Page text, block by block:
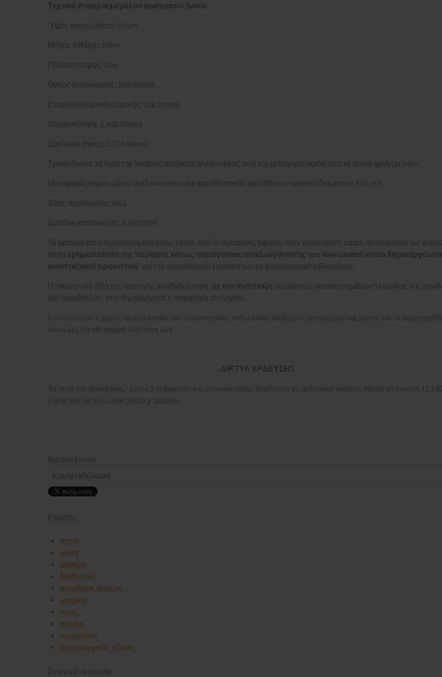
Τεχνικά στοιχεία μεγάλου φράγματος Ινίου:
Ύψος αναχώματος: 30,5m
Μήκος στέψης: 300m
Πλάτος στέψης: 10m
Όγκος αναχώματος: 500.000m3
Επιφάνεια λιμνοδεξαμενής: 226.000m2
Χωρητικότητα: 2.400.000m3
Ωφέλιμος όγκος: 1.750.000m3
Τροφοδοσία: τα νερά της λεκάνης αποροής αλλά κυρίως από την μεταφορά νερού από το παλιό φράγμα Ινίου
Μεταφοράς νερού: μέσω αντλιοστασίου και καταθλιπτικού χαλύβδινου αγωγού διαμέτρου 700 χλσ.
Έτος περάτωσης: 2002
Δαπάνη κατασκευής: 6.500.000€
Το φράγµα και η λιµνοδεξαµενή Ινίου, εκτός από το προφανές όφελος στον πρωτογενή τομέα, λειτουργούν ως
στην ερημοποίηση της περιοχής και ως παράγοντας αναζωογόνησης του κοινωνικού ιστού
αναπτυξιακή προοπτική για την προσέλκυση επισκεπτών με φυσιολατρικό ενδιαφέρον.
Η οικολογική αξία της περιοχής αναβαθμίστηκε με την ανάπτυξη αξιόλογων οικοσυστημάτων χλωρίδας και
νέο περιβάλλον, που δηµιούργησε η παρουσία του νερού.
Ευελπιστούμε ο χώρος να αξιοποιηθεί για περιπατητικές, ποδηλατικές διαδρομές περιμετρικά της λίμνης και να
υποδομές για αθλητισμό, κάμπινγκ κλπ
ΔΙΚΤΥΑ ΑΡΔΕΥΣΗΣ
Το νερό του φράγματος, μέσω 3 δεξαμενών και αντλιοστασίου, διανέμεται με αρδευτικό υπόγειο δίκτυο σε έκταση
μήκος του δικτύου είναι 59300 μ περίπου.
Related Events
Καμία εκδήλωση
Ετικέτες
τοπιο
φυση
φραγμα
διαδρομές
αρκαδειος δρομος
μνημεια
νερο
ποταμι
νερομυλος
αρχαιολογικός χώρος
Συνημμένα αρχεία: